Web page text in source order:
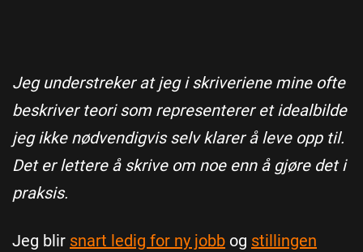
Jeg understreker at jeg i skriveriene mine ofte
beskriver teori som representerer et idealbilde
jeg ikke nødvendigvis selv klarer å leve opp til.
Det er lettere å skrive om noe enn å gjøre det i
praksis.
Jeg blir snart ledig for ny jobb og stillingen